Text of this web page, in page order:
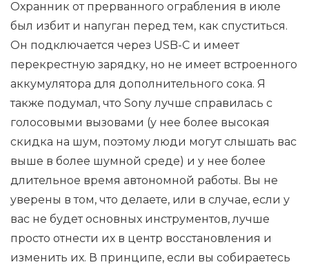
Охранник от прерванного ограбления в июле
был избит и напуган перед тем, как спуститься.
Он подключается через USB-C и имеет
перекрестную зарядку, но не имеет встроенного
аккумулятора для дополнительного сока. Я
также подумал, что Sony лучше справилась с
голосовыми вызовами (у нее более высокая
скидка на шум, поэтому люди могут слышать вас
выше в более шумной среде) и у нее более
длительное время автономной работы. Вы не
уверены в том, что делаете, или в случае, если у
вас не будет основных инструментов, лучше
просто отнести их в центр восстановления и
изменить их. В принципе, если вы собираетесь